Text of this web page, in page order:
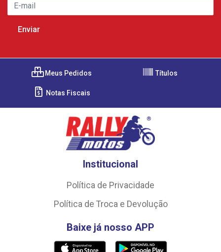
Meus Pedidos Títulos
Notas Fiscais
Institucional
Política de Privacidade
Política de Troca e Devolução
Baixe já nosso APP